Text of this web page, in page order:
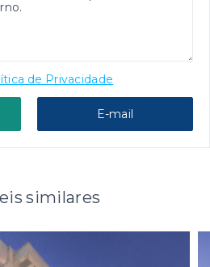
de Privacidade
E-mail
similares